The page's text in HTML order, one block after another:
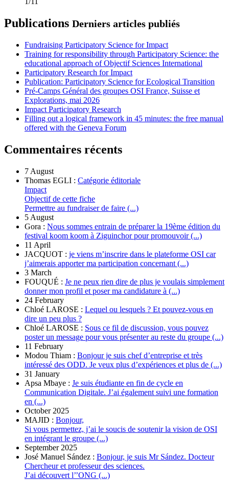
Publications Derniers articles publiés
Fundraising Participatory Science for Impact
Training for responsibility through Participatory Science: the
educational approach of Objectif Sciences International
Participatory Research for Impact
Publication: Participatory Science for Ecological Transition
Pré-Camps Général des groupes OSI France, Suisse et
Explorations, mai 2026
Impact Participatory Research
Filling out a logical framework in 45 minutes: the free manual
offered with the Geneva Forum
Commentaires récents
7 August
Thomas EGLI : Catégorie éditoriale
Impact
Objectif de cette fiche
Permettre au fundraiser de faire (...)
5 August
Gora : Nous sommes entrain de préparer la 19ème édition du
festival koom koom à Ziguinchor pour promouvoir (...)
11 April
JACQUOT : je viens m’inscrire dans le plateforme OSI car
j’aimerais apporter ma participation concernant (...)
3 March
FOUQUÉ : Je ne peux rien dire de plus je voulais simplement
donner mon profil et poser ma candidature à (...)
24 February
Chloé LAROSE : Lequel ou lesquels ? Et pouvez-vous en
dire un peu plus ?
Chloé LAROSE : Sous ce fil de discussion, vous pouvez
poster un message pour vous présenter au reste du groupe (...)
11 February
Modou Thiam : Bonjour je suis chef d’entreprise et très
intéressé des ODD. Je veux plus d’expériences et plus de (...)
31 January
Apsa Mbaye : Je suis étudiante en fin de cycle en
Communication Digitale. J’ai également suivi une formation
en (...)
October 2025
MAJID : Bonjour,
Si vous permettez, j’ai le soucis de soutenir la vision de OSI
en intégrant le groupe (...)
September 2025
José Manuel Sández : Bonjour, je suis Mr Sández. Docteur
Chercheur et professeur des sciences.
J’ai découvert l’’ONG (...)